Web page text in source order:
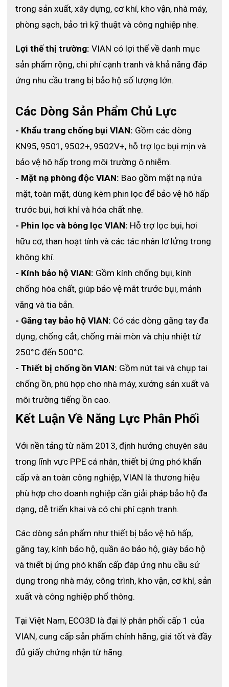
3. Khả năng giảm tiếng ồn hiệu quả
Một trong những yếu tố làm nên giá trị của bịt tai chống
ồn X7APro là khả năng giảm tiếng ồn lên đến 37NRR.
Mức giảm này phù hợp cho môi trường có tiếng ồn lớn
như máy móc công trình, thiết bị sản xuất, động cơ
nặng hoạt động liên tục. Khi được sử dụng đúng cách,
tiếng ồn kéo dài.
3.1 Cấu trúc cách âm đa lớp
Bên trong chụp tai là cấu trúc cách âm nhiều lớp, giúp
hấp thụ và triệt tiêu âm thanh ở cả dải tần cao và thấp.
Nhờ vậy, X7APro không chỉ làm giảm tiếng ồn đơn
thuần mà còn tạo ra môi trường làm việc yên tĩnh hơn
so với các dòng bịt tai thông thường.
3.2 Thiết kế vỏ kép chống cộng hưởng
Thiết kế vỏ kép hạn chế hiện tượng cộng hưởng âm
thanh bên trong chụp tai, góp phần tăng hiệu quả cách
âm và giảm sự xao nhãng do tiếng ồn. Điều này mang
lại trải nghiệm sử dụng thoải mái và hiệu quả hơn cho
người lao động.
Bịt tai chống ồn X7APro
4. Chất liệu cao cấp và độ bền vượt
trội
Để đảm bảo hiệu quả bảo hộ và tuổi thọ sản phẩm,
ngoài bằng nhựa ABS có khả năng chịu va đập tốt, giúp
bảo vệ thiết bị khỏi hư hại trong môi trường làm việc
khắc nghiệt. Chất liệu này giữ được hình dạng ổn định
ngay cả khi chịu lực tác động mạnh.
trong sản xuất, xây dựng, cơ khí, kho vận, nhà máy,
phòng sạch, bảo trì kỹ thuật và công nghiệp nhẹ.
Lợi thế thị trường: VIAN có lợi thế về danh mục
sản phẩm rộng, chi phí cạnh tranh và khả năng đáp
ứng nhu cầu trang bị bảo hộ số lượng lớn.
Các Dòng Sản Phẩm Chủ Lực
- Khẩu trang chống bụi VIAN: Gồm các dòng
KN95, 9501, 9502+, 9502V+, hỗ trợ lọc bụi mịn và
bảo vệ hô hấp trong môi trường ô nhiễm.
- Mặt nạ phòng độc VIAN: Bao gồm mặt nạ nửa
mặt, toàn mặt, dùng kèm phin lọc để bảo vệ hô hấp
trước bụi, hơi khí và hóa chất nhẹ.
- Phin lọc và bông lọc VIAN: Hỗ trợ lọc bụi, hơi
hữu cơ, than hoạt tính và các tác nhân lơ lửng trong
không khí.
- Kính bảo hộ VIAN: Gồm kính chống bụi, kính
chống hóa chất, giúp bảo vệ mắt trước bụi, mảnh
văng và tia bắn.
- Găng tay bảo hộ VIAN: Có các dòng găng tay đa
dụng, chống cắt, chống mài mòn và chịu nhiệt từ
250°C đến 500°C.
- Thiết bị chống ồn VIAN: Gồm nút tai và chụp tai
chống ồn, phù hợp cho nhà máy, xưởng sản xuất và
môi trường tiếng ồn cao.
Kết Luận Về Năng Lực Phân Phối
Với nền tảng từ năm 2013, định hướng chuyên sâu
trong lĩnh vực PPE cá nhân, thiết bị ứng phó khẩn
cấp và an toàn công nghiệp, VIAN là thương hiệu
phù hợp cho doanh nghiệp cần giải pháp bảo hộ đa
dạng, dễ triển khai và có chi phí cạnh tranh.
Các dòng sản phẩm như thiết bị bảo vệ hô hấp,
găng tay, kính bảo hộ, quần áo bảo hộ, giày bảo hộ
và thiết bị ứng phó khẩn cấp đáp ứng nhu cầu sử
dụng trong nhà máy, công trình, kho vận, cơ khí, sản
xuất và công nghiệp phổ thông.
Tại Việt Nam, ECO3D là đại lý phân phối cấp 1 của
VIAN, cung cấp sản phẩm chính hãng, giá tốt và đầy
đủ giấy chứng nhận từ hãng.